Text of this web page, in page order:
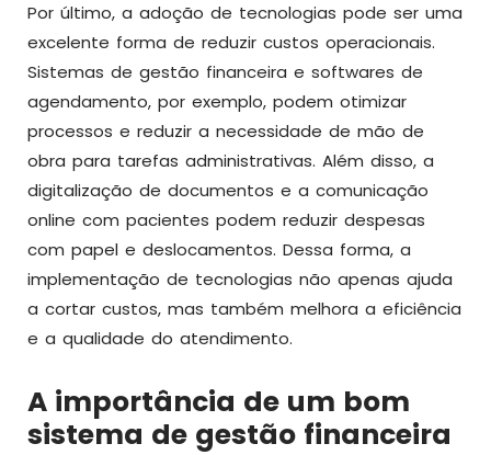
Por último, a adoção de tecnologias pode ser uma
excelente forma de reduzir custos operacionais.
Sistemas de gestão financeira e softwares de
agendamento, por exemplo, podem otimizar
processos e reduzir a necessidade de mão de
obra para tarefas administrativas. Além disso, a
digitalização de documentos e a comunicação
online com pacientes podem reduzir despesas
com papel e deslocamentos. Dessa forma, a
implementação de tecnologias não apenas ajuda
a cortar custos, mas também melhora a eficiência
e a qualidade do atendimento.
A importância de um bom
sistema de gestão financeira